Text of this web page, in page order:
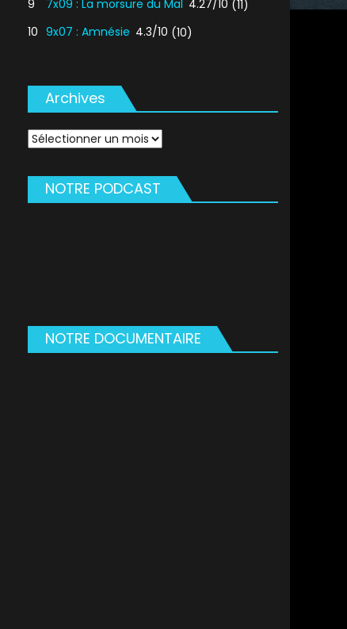
9 7x09 : La morsure du Mal 4.27/10 (11)
10 9x07 : Amnésie 4.3/10 (10)
Archives
Archives
NOTRE PODCAST
NOTRE DOCUMENTAIRE